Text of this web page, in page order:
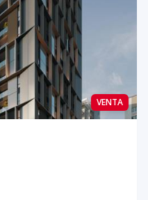
VENTA